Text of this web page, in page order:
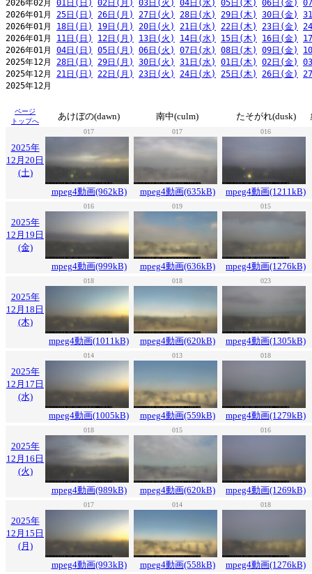
2026年02月 01日(日) 02日(月) 03日(火) 04日(水) 05日(木) 06日(金)
2026年01月 25日(日) 26日(月) 27日(火) 28日(水) 29日(木) 30日(金)
2026年01月 18日(日) 19日(月) 20日(火) 21日(水) 22日(木) 23日(金)
2026年01月 11日(日) 12日(月) 13日(火) 14日(水) 15日(木) 16日(金)
2026年01月 04日(日) 05日(月) 06日(火) 07日(水) 08日(木) 09日(金)
2025年12月 28日(日) 29日(月) 30日(火) 31日(水) 01日(木) 02日(金)
2025年12月 21日(日) 22日(月) 23日(火) 24日(水) 25日(木) 26日(金)
ページ
トップへ
あけぼの(dawn) 南中(culm) たそがれ(dusk)
017 017 016
2025年
12月20日
(土)
mpeg4動画(962kB)
mpeg4動画(635kB) mpeg4動画(1211kB)
016 019 015
2025年
12月19日
(金)
mpeg4動画(999kB)
mpeg4動画(636kB) mpeg4動画(1276kB)
018 018 023
2025年
12月18日
(木)
mpeg4動画(1011kB)
mpeg4動画(620kB) mpeg4動画(1305kB)
014 013 018
2025年
12月17日
(水)
mpeg4動画(1005kB)
mpeg4動画(559kB) mpeg4動画(1279kB)
018 015 016
2025年
12月16日
(火)
mpeg4動画(989kB)
mpeg4動画(620kB) mpeg4動画(1269kB)
017 014 018
2025年
12月15日
(月)
mpeg4動画(993kB)
mpeg4動画(558kB) mpeg4動画(1276kB)